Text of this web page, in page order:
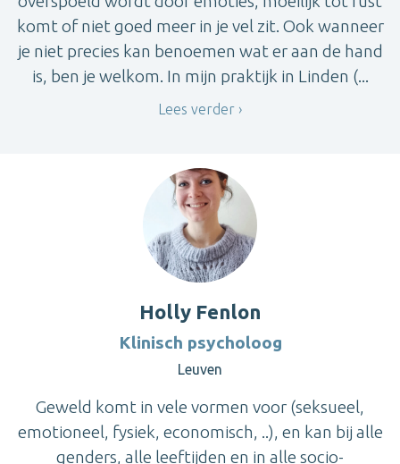
komt of niet goed meer in je vel zit. Ook wanneer
je niet precies kan benoemen wat er aan de hand
is, ben je welkom. In mijn praktijk in Linden (...
Lees verder
Holly Fenlon
Klinisch psycholoog
Leuven
Geweld komt in vele vormen voor (seksueel,
emotioneel, fysiek, economisch, ..), en kan bij alle
genders, alle leeftijden en in alle socio-